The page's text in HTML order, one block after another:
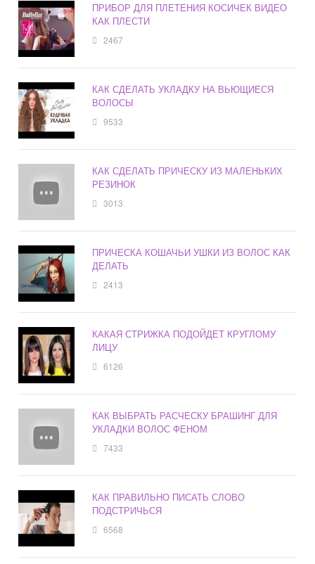
ПРИБОР ДЛЯ ПЛЕТЕНИЯ КОСИЧЕК ВИДЕО
КАК ПЛЕСТИ
2467
КАК СДЕЛАТЬ УКЛАДКУ НА ВЬЮЩИЕСЯ
ВОЛОСЫ
9533
КАК СДЕЛАТЬ ПРИЧЕСКУ ИЗ МАЛЕНЬКИХ
РЕЗИНОК
3013
ПРИЧЕСКА КОШАЧЬИ УШКИ ИЗ ВОЛОС КАК
ДЕЛАТЬ
2413
КАКАЯ СТРИЖКА ПОДОЙДЕТ КРУГЛОМУ
ЛИЦУ
6126
КАК ВЫБРАТЬ РАСЧЕСКУ БРАШИНГ ДЛЯ
УКЛАДКИ ВОЛОС ФЕНОМ
7433
КАК ПРАВИЛЬНО ПИСАТЬ СЛОВО
ПОДСТРИЧЬСЯ
6568